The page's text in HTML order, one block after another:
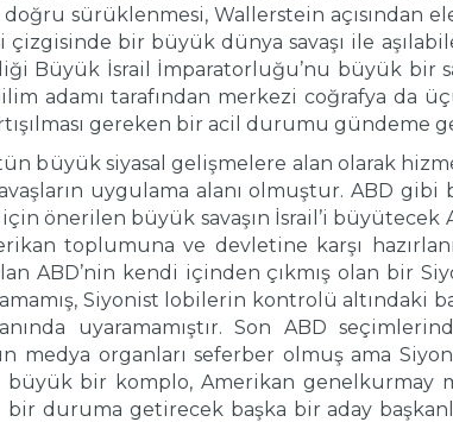
sürüklenmesi, Wallerstein açısından
bir büyük dünya savaşı ile
Büyük İsrail İmparatorluğu’nu büyük bir
adamı tarafından merkezi coğrafya da
gereken bir acil durumu gündeme
büyük siyasal gelişmelere alan olarak
uygulama alanı olmuştur. ABD
önerilen büyük savaşın İsrail’i büyütecek
toplumuna ve devletine karşı
ABD’nin kendi içinden çıkmış olan bir
Siyonist lobilerin kontrolü altındaki
uyaramamıştır. Son ABD
medya organları seferber olmuş ama
bir komplo, Amerikan genelkurmay
duruma getirecek başka bir aday